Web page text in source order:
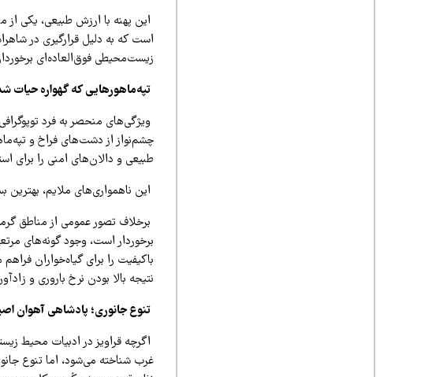
این پهنه با ارزش طبیعی، یکی
است که به دلیل قرارگیری در
زیست‌محیطی فوق‌العاده‌ای
تپه‌ماهورهایی که گهواره حیات
ویژگی‌های منحصر به فرد
چشم‌نواز از دشت‌های فراخ و
طبیعی و دالان‌های امنی را برای
این ناهمواری‌های ملایم، بهترین
برخلاف تصور عمومی از مناطق
برخوردار است، وجود گونه‌های
باکیفیت را برای گیاه‌خواران
نتیجه بالا بودن نرخ باروری و
تنوع جانوری؛ پادشاهی آهوان
اگرچه قراویز در ادبیات محیط
غرب شناخته می‌شود، اما تنوع